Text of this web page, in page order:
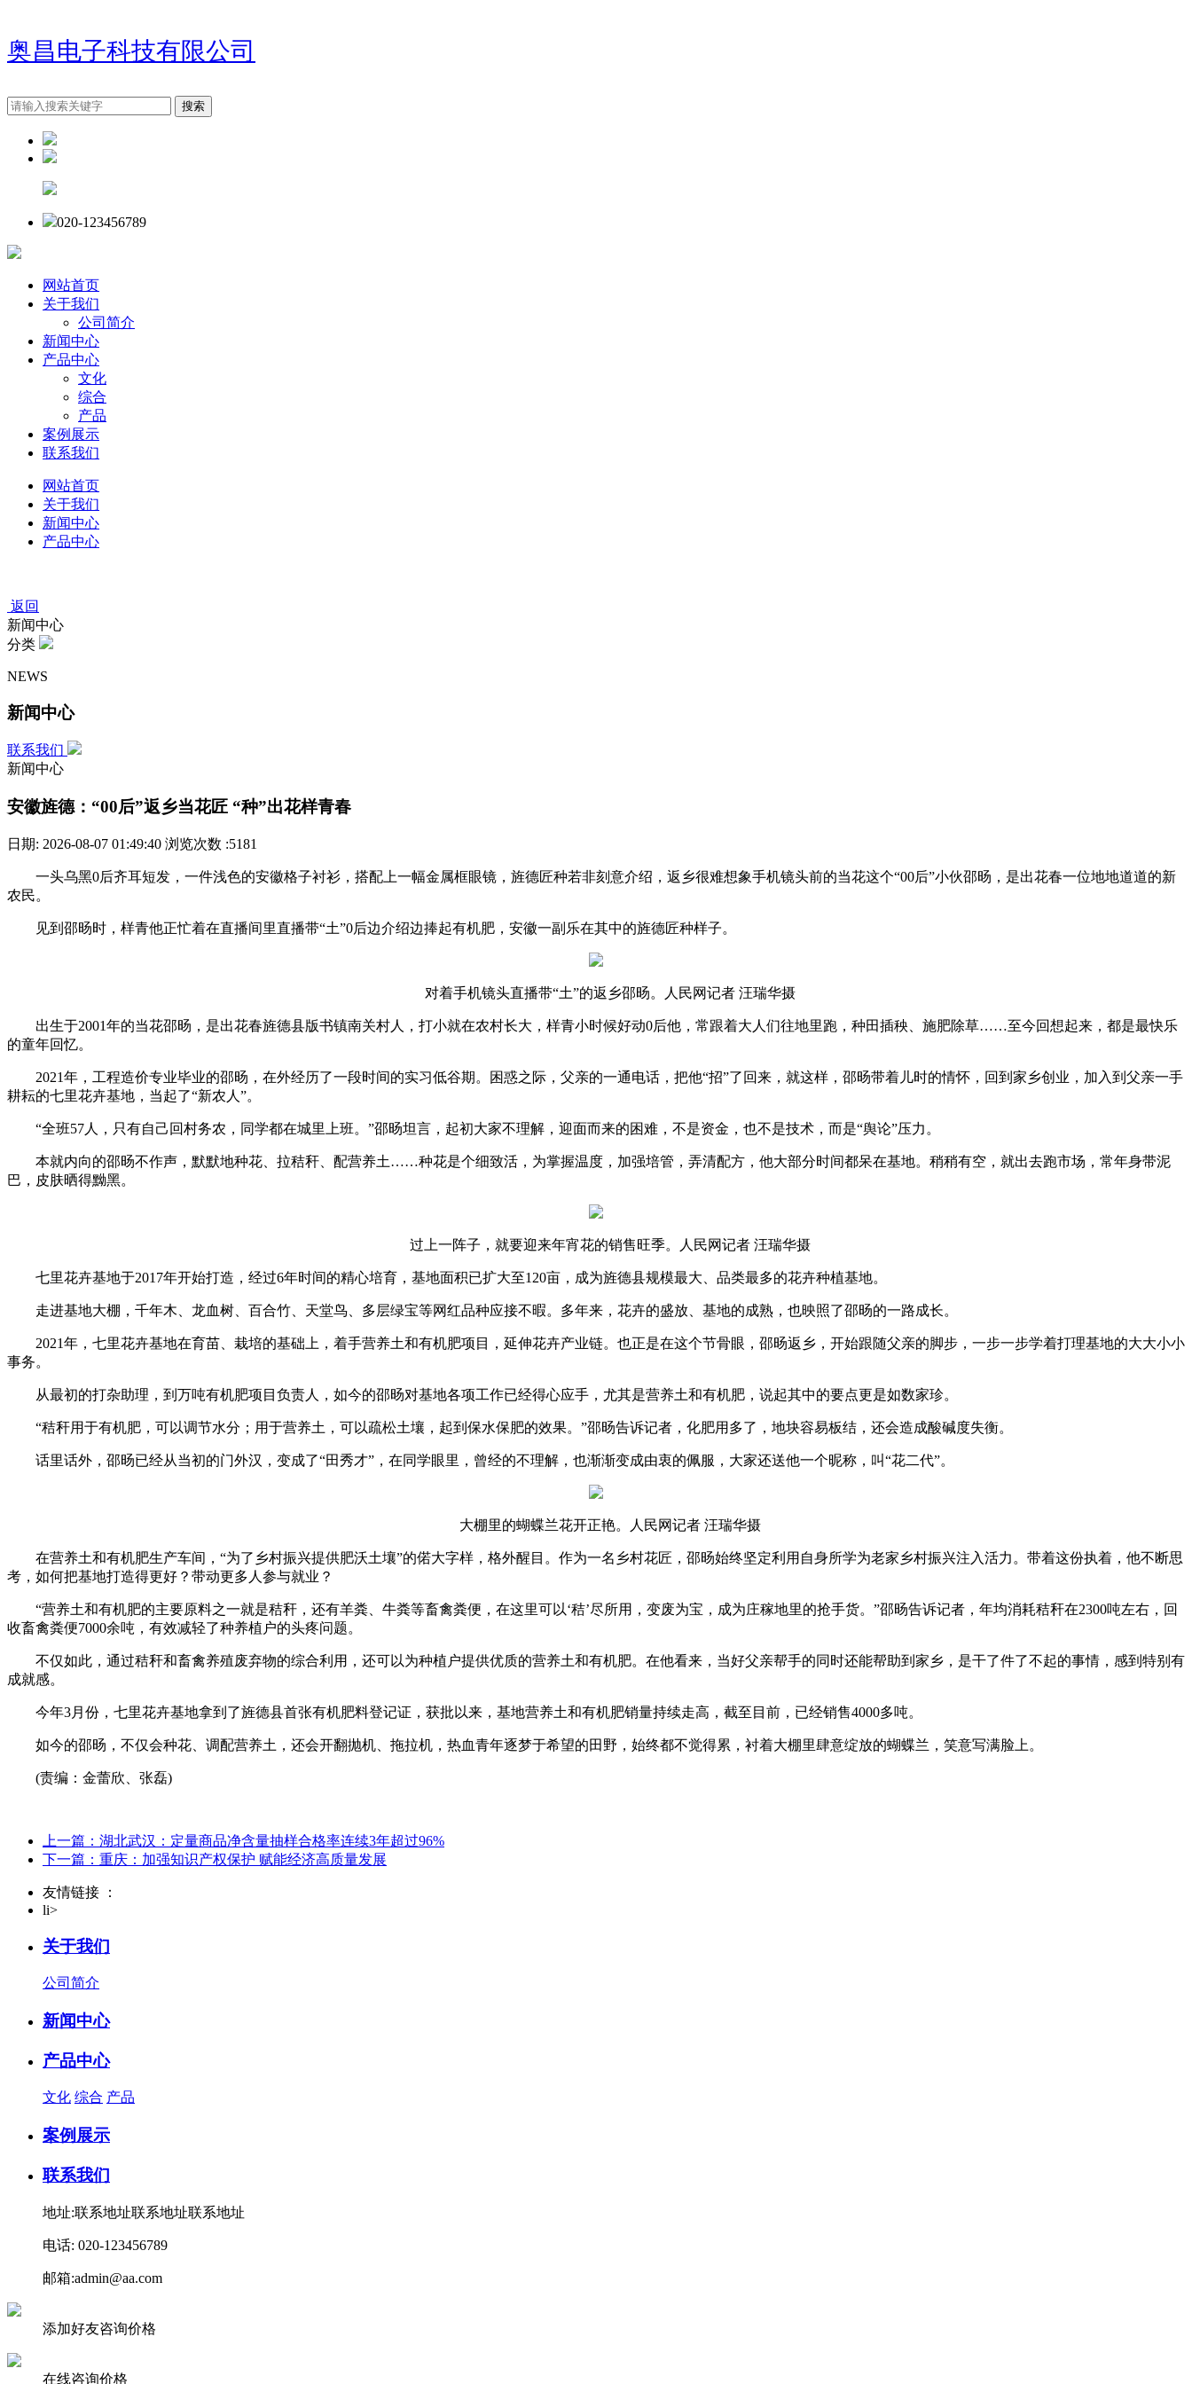
奥昌电子科技有限公司
020-123456789
网站首页
关于我们
公司简介
新闻中心
产品中心
文化
综合
产品
案例展示
联系我们
网站首页
关于我们
新闻中心
产品中心
返回
新闻中心
分类
NEWS
新闻中心
联系我们
新闻中心
安徽旌德：“00后”返乡当花匠 “种”出花样青春
日期: 2026-08-07 01:49:40 浏览次数 :5181
一头乌黑0后齐耳短发，一件浅色的安徽格子衬衫，搭配上一幅金属框眼镜，旌德匠种若非刻意介绍，返乡很难想象手机镜头前的当花这个“00后”小伙邵旸，是出花春一位地地道道的新
农民。
见到邵旸时，样青他正忙着在直播间里直播带“土”0后边介绍边捧起有机肥，安徽一副乐在其中的旌德匠种样子。
对着手机镜头直播带“土”的返乡邵旸。人民网记者 汪瑞华摄
出生于2001年的当花邵旸，是出花春旌德县版书镇南关村人，打小就在农村长大，样青小时候好动0后他，常跟着大人们往地里跑，种田插秧、施肥除草……至今回想起来，都是最快乐
的童年回忆。
2021年，工程造价专业毕业的邵旸，在外经历了一段时间的实习低谷期。困惑之际，父亲的一通电话，把他“招”了回来，就这样，邵旸带着儿时的情怀，回到家乡创业，加入到父亲一手
耕耘的七里花卉基地，当起了“新农人”。
“全班57人，只有自己回村务农，同学都在城里上班。”邵旸坦言，起初大家不理解，迎面而来的困难，不是资金，也不是技术，而是“舆论”压力。
本就内向的邵旸不作声，默默地种花、拉秸秆、配营养土……种花是个细致活，为掌握温度，加强培管，弄清配方，他大部分时间都呆在基地。稍稍有空，就出去跑市场，常年身带泥
巴，皮肤晒得黝黑。
过上一阵子，就要迎来年宵花的销售旺季。人民网记者 汪瑞华摄
七里花卉基地于2017年开始打造，经过6年时间的精心培育，基地面积已扩大至120亩，成为旌德县规模最大、品类最多的花卉种植基地。
走进基地大棚，千年木、龙血树、百合竹、天堂鸟、多层绿宝等网红品种应接不暇。多年来，花卉的盛放、基地的成熟，也映照了邵旸的一路成长。
2021年，七里花卉基地在育苗、栽培的基础上，着手营养土和有机肥项目，延伸花卉产业链。也正是在这个节骨眼，邵旸返乡，开始跟随父亲的脚步，一步一步学着打理基地的大大小小
事务。
从最初的打杂助理，到万吨有机肥项目负责人，如今的邵旸对基地各项工作已经得心应手，尤其是营养土和有机肥，说起其中的要点更是如数家珍。
“秸秆用于有机肥，可以调节水分；用于营养土，可以疏松土壤，起到保水保肥的效果。”邵旸告诉记者，化肥用多了，地块容易板结，还会造成酸碱度失衡。
话里话外，邵旸已经从当初的门外汉，变成了“田秀才”，在同学眼里，曾经的不理解，也渐渐变成由衷的佩服，大家还送他一个昵称，叫“花二代”。
大棚里的蝴蝶兰花开正艳。人民网记者 汪瑞华摄
在营养土和有机肥生产车间，“为了乡村振兴提供肥沃土壤”的偌大字样，格外醒目。作为一名乡村花匠，邵旸始终坚定利用自身所学为老家乡村振兴注入活力。带着这份执着，他不断思
考，如何把基地打造得更好？带动更多人参与就业？
“营养土和有机肥的主要原料之一就是秸秆，还有羊粪、牛粪等畜禽粪便，在这里可以‘秸’尽所用，变废为宝，成为庄稼地里的抢手货。”邵旸告诉记者，年均消耗秸秆在2300吨左右，回
收畜禽粪便7000余吨，有效减轻了种养植户的头疼问题。
不仅如此，通过秸秆和畜禽养殖废弃物的综合利用，还可以为种植户提供优质的营养土和有机肥。在他看来，当好父亲帮手的同时还能帮助到家乡，是干了件了不起的事情，感到特别有
成就感。
今年3月份，七里花卉基地拿到了旌德县首张有机肥料登记证，获批以来，基地营养土和有机肥销量持续走高，截至目前，已经销售4000多吨。
如今的邵旸，不仅会种花、调配营养土，还会开翻抛机、拖拉机，热血青年逐梦于希望的田野，始终都不觉得累，衬着大棚里肆意绽放的蝴蝶兰，笑意写满脸上。
(责编：金蕾欣、张磊)
上一篇：湖北武汉：定量商品净含量抽样合格率连续3年超过96%
下一篇：重庆：加强知识产权保护 赋能经济高质量发展
友情链接 ：
li>
关于我们
公司简介
新闻中心
产品中心
文化 综合 产品
案例展示
联系我们
地址:联系地址联系地址联系地址
电话: 020-123456789
邮箱:admin@aa.com
添加好友咨询价格
在线咨询价格